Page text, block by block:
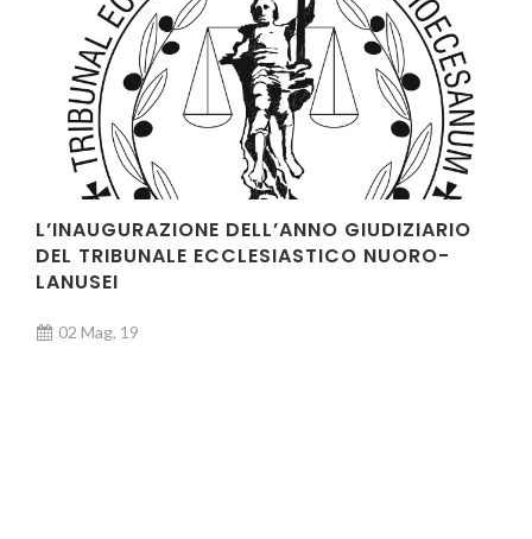
L’INAUGURAZIONE DELL’ANNO GIUDIZIARIO
DEL TRIBUNALE ECCLESIASTICO NUORO-
LANUSEI
02 Mag, 19